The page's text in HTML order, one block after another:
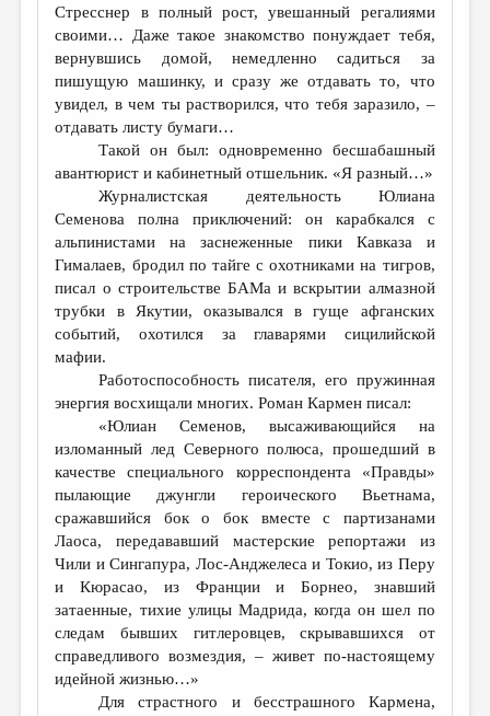
Стресснер в полный рост, увешанный регалиями
своими… Даже такое знакомство понуждает тебя,
вернувшись домой, немедленно садиться за
пишущую машинку, и сразу же отдавать то, что
увидел, в чем ты растворился, что тебя заразило, –
отдавать листу бумаги…
Такой он был: одновременно бесшабашный
авантюрист и кабинетный отшельник. «Я разный…»
Журналистская деятельность Юлиана
Семенова полна приключений: он карабкался с
альпинистами на заснеженные пики Кавказа и
Гималаев, бродил по тайге с охотниками на тигров,
писал о строительстве БАМа и вскрытии алмазной
трубки в Якутии, оказывался в гуще афганских
событий, охотился за главарями сицилийской
мафии.
Работоспособность писателя, его пружинная
энергия восхищали многих. Роман Кармен писал:
«Юлиан Семенов, высаживающийся на
изломанный лед Северного полюса, прошедший в
качестве специального корреспондента «Правды»
пылающие джунгли героического Вьетнама,
сражавшийся бок о бок вместе с партизанами
Лаоса, передававший мастерские репортажи из
Чили и Сингапура, Лос-Анджелеса и Токио, из Перу
и Кюрасао, из Франции и Борнео, знавший
затаенные, тихие улицы Мадрида, когда он шел по
следам бывших гитлеровцев, скрывавшихся от
справедливого возмездия, – живет по-настоящему
идейной жизнью…»
Для страстного и бесстрашного Кармена,